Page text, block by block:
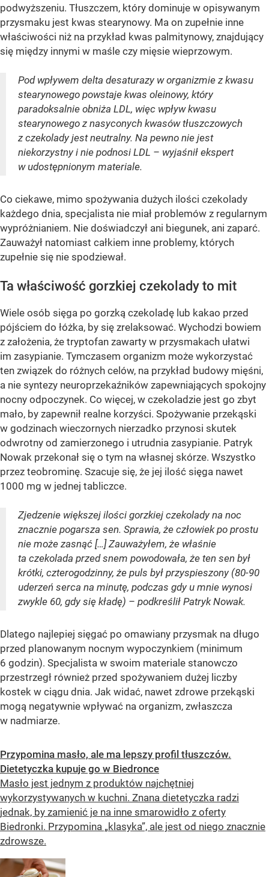
podwyższeniu. Tłuszczem, który dominuje w opisywanym
przysmaku jest kwas stearynowy. Ma on zupełnie inne
właściwości niż na przykład kwas palmitynowy, znajdujący
się między innymi w maśle czy mięsie wieprzowym.
Pod wpływem delta desaturazy w organizmie z kwasu
stearynowego powstaje kwas oleinowy, który
paradoksalnie obniża LDL, więc wpływ kwasu
stearynowego z nasyconych kwasów tłuszczowych
z czekolady jest neutralny. Na pewno nie jest
niekorzystny i nie podnosi LDL – wyjaśnił ekspert
w udostępnionym materiale.
Co ciekawe, mimo spożywania dużych ilości czekolady
każdego dnia, specjalista nie miał problemów z regularnym
wypróżnianiem. Nie doświadczył ani biegunek, ani zaparć.
Zauważył natomiast całkiem inne problemy, których
zupełnie się nie spodziewał.
Ta właściwość gorzkiej czekolady to mit
Wiele osób sięga po gorzką czekoladę lub kakao przed
pójściem do łóżka, by się zrelaksować. Wychodzi bowiem
z założenia, że tryptofan zawarty w przysmakach ułatwi
im zasypianie. Tymczasem organizm może wykorzystać
ten związek do różnych celów, na przykład budowy mięśni,
a nie syntezy neuroprzekaźników zapewniających spokojny
nocny odpoczynek. Co więcej, w czekoladzie jest go zbyt
mało, by zapewnił realne korzyści. Spożywanie przekąski
w godzinach wieczornych nierzadko przynosi skutek
odwrotny od zamierzonego i utrudnia zasypianie. Patryk
Nowak przekonał się o tym na własnej skórze. Wszystko
przez teobrominę. Szacuje się, że jej ilość sięga nawet
1000 mg w jednej tabliczce.
Zjedzenie większej ilości gorzkiej czekolady na noc
znacznie pogarsza sen. Sprawia, że człowiek po prostu
nie może zasnąć […] Zauważyłem, że właśnie
ta czekolada przed snem powodowała, że ten sen był
krótki, czterogodzinny, że puls był przyspieszony (80-90
uderzeń serca na minutę, podczas gdy u mnie wynosi
zwykle 60, gdy się kładę) – podkreślił Patryk Nowak.
Dlatego najlepiej sięgać po omawiany przysmak na długo
przed planowanym nocnym wypoczynkiem (minimum
6 godzin). Specjalista w swoim materiale stanowczo
przestrzegł również przed spożywaniem dużej liczby
kostek w ciągu dnia. Jak widać, nawet zdrowe przekąski
mogą negatywnie wpływać na organizm, zwłaszcza
w nadmiarze.
Przypomina masło, ale ma lepszy profil tłuszczów.
Dietetyczka kupuje go w Biedronce
Masło jest jednym z produktów najchętniej
wykorzystywanych w kuchni. Znana dietetyczka radzi
jednak, by zamienić je na inne smarowidło z oferty
Biedronki. Przypomina „klasyka”, ale jest od niego znacznie
zdrowsze.